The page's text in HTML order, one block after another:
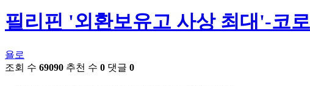
필리핀 '외환보유고 사상 최대'-코
욜로
조회 수 69090 추천 수 0 댓글 0